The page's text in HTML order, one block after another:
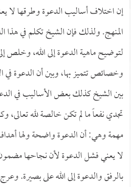
إن اختلاف أساليب الدعوة وطرقها لا
المنهج. ولذلك فإن الشيخ تكلم في
لتوضيح ماهية الدعوة إلى الله، وخلص
وخصائص تتميز بها، وبين أن الدعوة في
بين الشيخ كذلك بعض الأساليب في
تجدي نفعاً ما لم تكن خالصة لله
مهمة وهي: أن الدعوة واضحة ولها
لا يعني فشل الدعوة لأن نجاحها
بالرفق والدعوة إلى الله على بصيرة.